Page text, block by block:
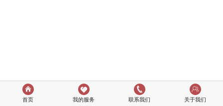
首页 我的服务 联系我们 关于我们